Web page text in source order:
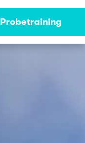
Probetraining